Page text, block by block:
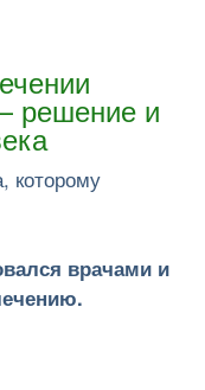
решение и
которому
врачами и